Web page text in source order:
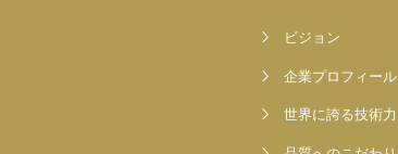
ビジョン
企業プロフィール
世界に誇る技術力